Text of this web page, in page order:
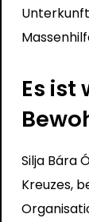
Es ist
Silja Bára
Kreuzes,